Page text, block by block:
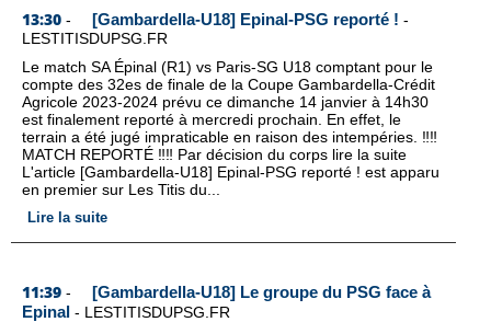
13:30 - [Gambardella-U18] Epinal-PSG reporté ! -
LESTITISDUPSG.FR
Le match SA Épinal (R1) vs Paris-SG U18 comptant pour le
compte des 32es de finale de la Coupe Gambardella-Crédit
Agricole 2023-2024 prévu ce dimanche 14 janvier à 14h30
est finalement reporté à mercredi prochain. En effet, le
terrain a été jugé impraticable en raison des intempéries. ‼️‼️
MATCH REPORTÉ ‼️‼️ Par décision du corps lire la suite
L'article [Gambardella-U18] Epinal-PSG reporté ! est apparu
en premier sur Les Titis du...
Lire la suite
11:39 -
[Gambardella-U18] Le groupe du PSG face à
Epinal - LESTITISDUPSG.FR